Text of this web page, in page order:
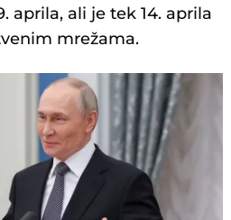
aprila, ali je tek 14. aprila
mrežama.